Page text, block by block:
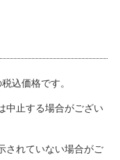
込価格です。
中止する場合がござい
されていない場合がご